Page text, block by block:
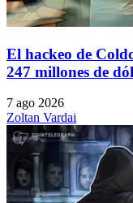
El hackeo de
247 millones de
7 ago 2026
Zoltan Vardai